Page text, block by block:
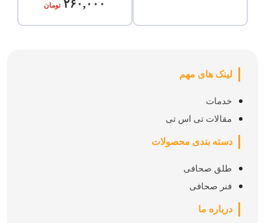
۲۶۰,۰۰۰ تومان
لینک های مهم
خدمات
مقالات تی اس تی
دسته بندی محصولات
طلق صحافی
فنر صحافی
درباره ما